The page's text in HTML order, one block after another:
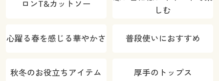
ロンT&カットソー
しむ
心躍る春を感じる華やかさ 普段使いにおすすめ
秋冬のお役立ちアイテム 厚手のトップス